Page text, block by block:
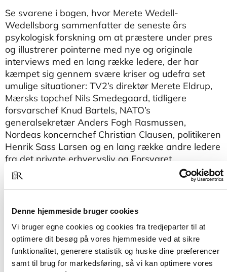
Denne hjemmeside bruger cookies
Vi bruger egne cookies og cookies fra tredjeparter til at
optimere dit besøg på vores hjemmeside ved at sikre
funktionalitet, generere statistik og huske dine præferencer
samt til brug for markedsføring, så vi kan optimere vores
Se svarene i bogen, hvor Merete Wedell-
Wedellsborg sammenfatter de seneste års
psykologisk forskning om at præstere under pres
og illustrerer pointerne med nye og originale
interviews med en lang række ledere, der har
kæmpet sig gennem svære kriser og udefra set
umulige situationer: TV2’s direktør Merete Eldrup,
Mærsks topchef Nils Smedegaard, tidligere
forsvarschef Knud Bartels, NATO’s
generalsekretær Anders Fogh Rasmussen,
Nordeas koncernchef Christian Clausen, politikeren
Henrik Sass Larsen og en lang række andre ledere
fra det private erhvervsliv og Forsvaret.
Merete Wedell-Wedellsborg er erhvervspsykolog
og har en erhvervsøkonomisk ph.d. fra
Copenhagen Business School. Hun har fungeret
som rådgiver og personlig coach for ledere i
Forsvaret og det private erhvervsliv gennem de
sidste 15 år bl.a. på Forsvarsakademiet og i
Danske Bank. Bogen er skrevet på baggrund af
interview med over 50 ledere og observationer og